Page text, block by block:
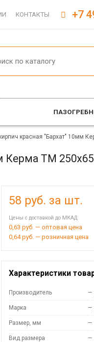
КОНТАКТЫ +7
красная "Бархат" 10мм
Керма ТМ
58 руб. за шт.
Цены с доставкой до МКАД
0,63 руб. — оптовая цена
0,64 руб. — розничная цена
Характеристики
Производитель —
Марка —
Размер, мм —
Вид размера —